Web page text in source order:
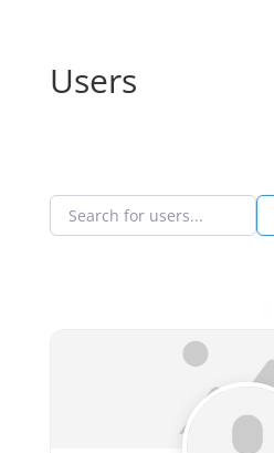
Users
Search for users...
Search for users...